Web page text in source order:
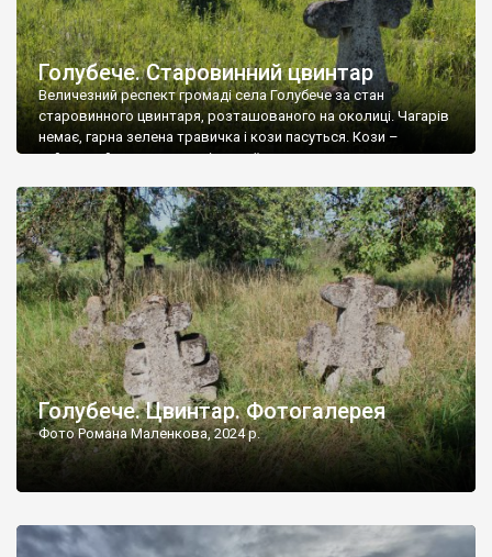
Голубече. Старовинний цвинтар
Величезний респект громаді села Голубече за стан
старовинного цвинтаря, розташованого на околиці. Чагарів
немає, гарна зелена травичка і кози пасуться. Кози –
найкращий регулятор шкідливої, для старих кладовищ,
бруньками, кози ті бруньки обгризають, бо то улюблений
делікатес. На цвинтарі у Голубечому ціла колекція
різноманітних форм хрестів. Село відносно невелике, […]
Голубече. Цвинтар. Фотогалерея
Фото Романа Маленкова, 2024 р.